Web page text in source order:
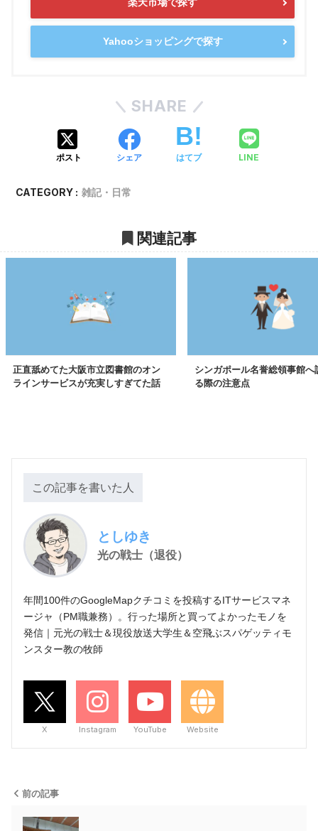
Yahooショッピングで探す
SHARE
ポスト シェア はてブ LINE
CATEGORY : 雑記・日常
関連記事
正直舐めてた大阪市立図書館のオン
ラインサービスが充実しすぎてた話
シンガポール名誉総領事館へ
る際の注意点
この記事を書いた人
としゆき
光の戦士（退役）
年間100件のGoogleMapクチコミを投稿するITサービスマネ
ージャ（PM職兼務）。行った場所と買ってよかったモノを
発信｜元光の戦士＆現役放送大学生＆空飛ぶスパゲッティモ
ンスター教の牧師
X Instagram YouTube Website
前の記事